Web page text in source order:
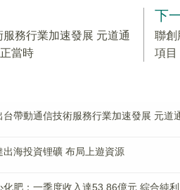
務行業加速發展 元道通
當時
下
聯創
項目
台帶動通信技術服務行業加速發展 元道
出海投資锂礦 布局上遊資源
化肥：一季度收入達53.86億元 綜合純